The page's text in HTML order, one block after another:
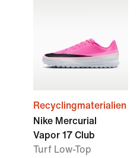
Recyclingmaterialien
Nike Mercurial
Vapor 17 Club
Turf Low-Top